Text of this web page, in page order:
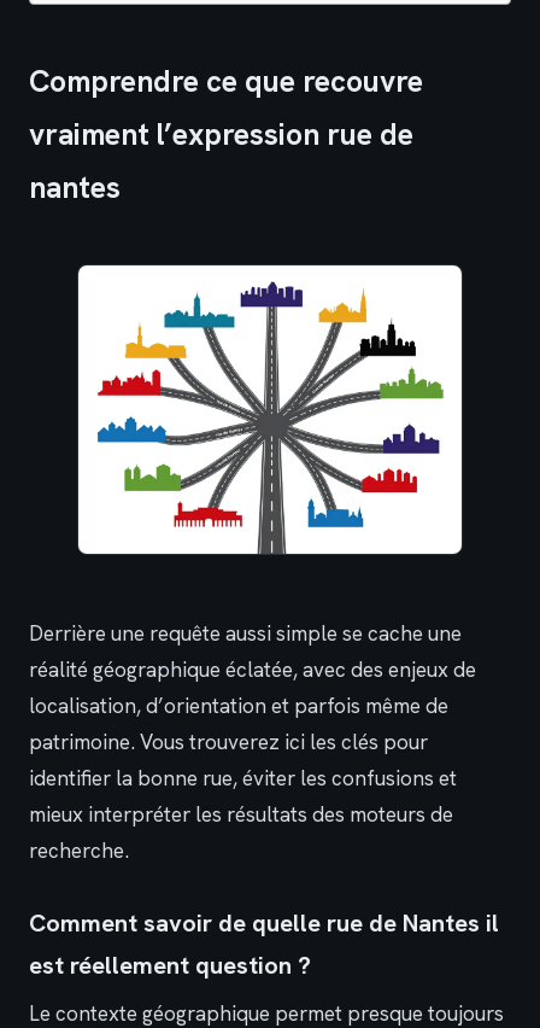
Comprendre ce que recouvre
vraiment l’expression rue de
nantes
Derrière une requête aussi simple se cache une
réalité géographique éclatée, avec des enjeux de
localisation, d’orientation et parfois même de
patrimoine. Vous trouverez ici les clés pour
identifier la bonne rue, éviter les confusions et
mieux interpréter les résultats des moteurs de
recherche.
Comment savoir de quelle rue de Nantes il
est réellement question ?
Le contexte géographique permet presque toujours